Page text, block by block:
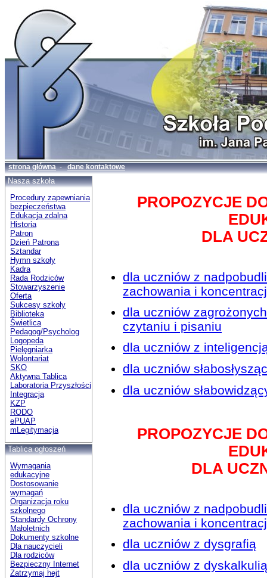
strona główna- dane kontaktowe
Nasza szkoła
Procedury zapewniania
bezpieczeństwa
Edukacja zdalna
Historia
Patron
Dzień Patrona
Sztandar
Hymn szkoły
Kadra
Rada Rodziców
Stowarzyszenie
Oferta
Sukcesy szkoły
Biblioteka
Świetlica
Pedagog/Psycholog
Logopeda
Pielęgniarka
Wolontariat
SKO
Aktywna Tablica
Laboratoria Przyszłości
Integracja
KZP
RODO
ePUAP
mLegitymacja
Tablica ogłoszeń
Wymagania
edukacyjne
Dostosowanie
wymagań
Organizacja roku
szkolnego
Standardy Ochrony
Małoletnich
Dokumenty szkolne
Dla nauczycieli
Dla rodziców
Bezpieczny Internet
Zatrzymaj hejt
PROPOZYCJE
DLA
dla uczniów z
zachowania i
dla uczniów
czytaniu i pisaniu
dla uczniów z
dla uczniów
dla uczniów
PROPOZYCJE
DLA
dla uczniów z
zachowania i
dla uczniów z dysgrafią
dla uczniów z dyskalkulią